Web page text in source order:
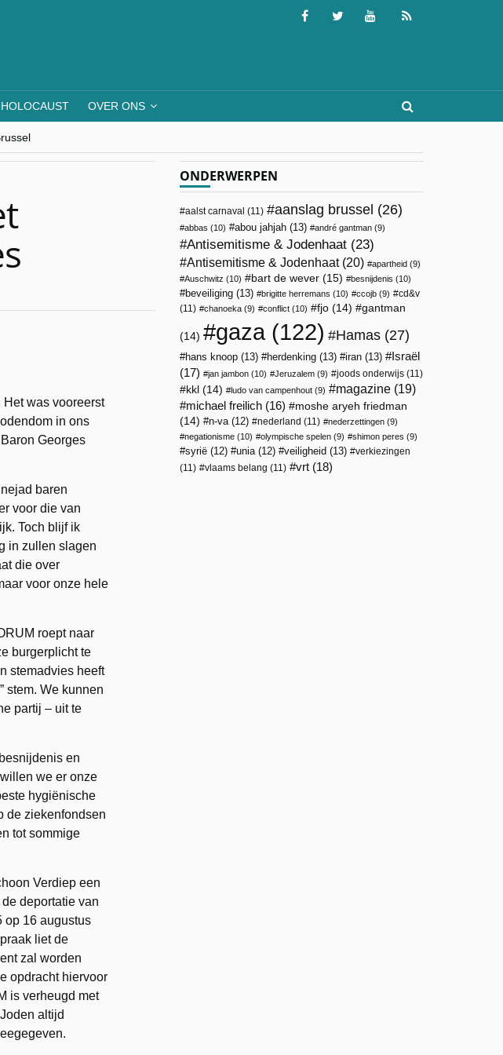
HOLOCAUST OVER ONS
(Vooruit)
was vooreerst
in ons
Georges
baren
voor die van
Toch blijf ik
in zullen slagen
die over
voor onze hele
roept naar
burgerplicht te
stemadvies heeft
stem. We kunnen
partij – uit te
en
we er onze
hygiënische
de ziekenfondsen
tot sommige
Verdiep een
deportatie van
op 16 augustus
liet de
zal worden
opdracht hiervoor
is verheugd met
altijd
ONDERWERPEN
aalst carnaval (11) aanslag brussel (26)
abbas (10) abou jahjah (13) andré gantman (9)
Antisemitisme & Jodenhaat (23)
Antisemitisme & Jodenhaat(20) apartheid (9)
Auschwitz (10) bart de wever (15) besnijdenis (10)
beveiliging (13) brigitte herremans (10) ccojb (9)
cd&v
(11)
chanoeka (9) conflict (10) fjo (14) gantman
(14) gaza(122) Hamas (27)
hans knoop (13) herdenking (13) iran (13)
Israël
(17)
jan jambon (10) Jeruzalem (9) joods onderwijs (11)
kkl (14) ludo van campenhout (9) magazine (19)
michael freilich (16)
moshe aryeh friedman
(14)
n-va(12) nederland (11) nederzettingen (9)
negationisme (10) olympische spelen (9) shimon peres (9)
syrië (12) unia(12) veiligheid (13)
verkiezingen
(11)
vlaams belang (11) vrt (18)